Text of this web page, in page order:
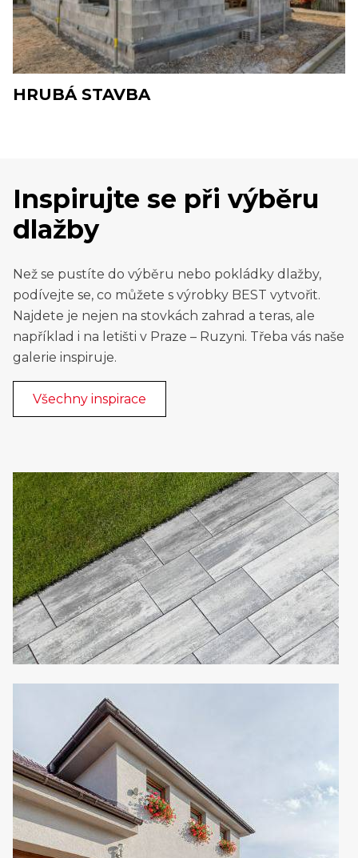
HRUBÁ STAVBA
Inspirujte se při výběru
dlažby
Než se pustíte do výběru nebo pokládky dlažby,
podívejte se, co můžete s výrobky BEST vytvořit.
Najdete je nejen na stovkách zahrad a teras, ale
například i na letišti v Praze – Ruzyni. Třeba vás naše
galerie inspiruje.
Všechny inspirace